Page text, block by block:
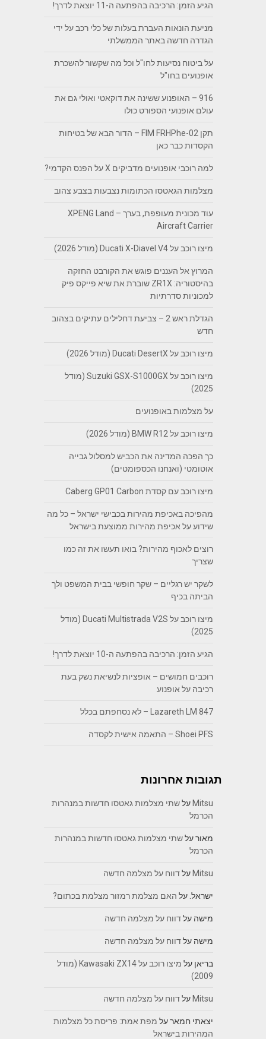
הגיע הזמן: הרכיבה בהפתעה ה-11 יוצאת לדרך!
מניעת הונאות העברת בעלות של כלי רכב על ידי
הגדרה חדשה באתר הממשלתי
על ביטוח נסיעות לחו"ל וכל מה שקשור להשכרת
אופנועים בחו"ל
916 – האופנוע ששינה את דוקאטי ואולי גם את
עולם אופנועי הספורט כולו
תקן FIM FRHPhe-02 – הדור הבא של בטיחות
הקסדות כבר כאן
למה רוכבי אופנועים מדביקים X על הפנס הקדמי?
מצלמות הגאטסו הכתומות נצבעות בצבע צהוב
עוד מכונית מעופפת, בערך – XPENG Land
Aircraft Carrier
מיצו רוכב על Ducati X-Diavel V4 (מודל 2026)
המרוץ אל העננים פוגש את הקורבט החזקה
בהיסטוריה: ZR1X שוברת את שיא פייקס פיק
למכוניות סדרתיות
הגדלת ראש 2 – צביעת דחלילים עתיקים בצהוב
חדש
מיצו רוכב על Ducati DesertX (מודל 2026)
מיצו רוכב על Suzuki GSX-S1000GX (מודל
2025)
על מצלמות באופנועים
מיצו רוכב על BMW R12 (מודל 2026)
כך הפכה המדינה את הכביש למסלול גבייה
אוטומטי (ואנחנו הכספומטים)
מיצו רוכב עם קסדת Caberg GP01 Carbon
מהפיכה באכיפת מהירות בכבישי ישראל – כל מה
שידוע על אכיפת מהירות ממוצעת בישראל
רוצים לאכוף מהירות? בואו תעשו את זה כמו
שצריך
לשקר יש רגליים – שקר חופשי בבית המשפט ולך
הביתה בכיף
מיצו רוכב על Ducati Multistrada V2S (מודל
2025)
הגיע הזמן: הרכיבה בהפתעה ה-10 יוצאת לדרך!
רוכבים חמושים – אופציות לנשיאת נשק בעת
רכיבה על אופנוע
Lazareth LM 847 – לא נסחפתם בכלל
Shoei PFS – התאמה אישית לקסדה
תגובות אחרונות
Mitsu עלשתי מצלמות גאטסו חדשות במנהרות
הכרמל
מאורעלשתי מצלמות גאטסו חדשות במנהרות
הכרמל
Mitsu עלדווח על מצלמה חדשה
ישראל. על האם מצלמת רמזור מצלמת בכתום?
מישה עלדווח על מצלמה חדשה
מישה עלדווח על מצלמה חדשה
בריאן על
מיצו רוכב על Kawasaki ZX14 (מודל
2009)
Mitsu עלדווח על מצלמה חדשה
יצאתי חמארעל מפת אמת: פריסת כל מצלמות
המהירות בישראל